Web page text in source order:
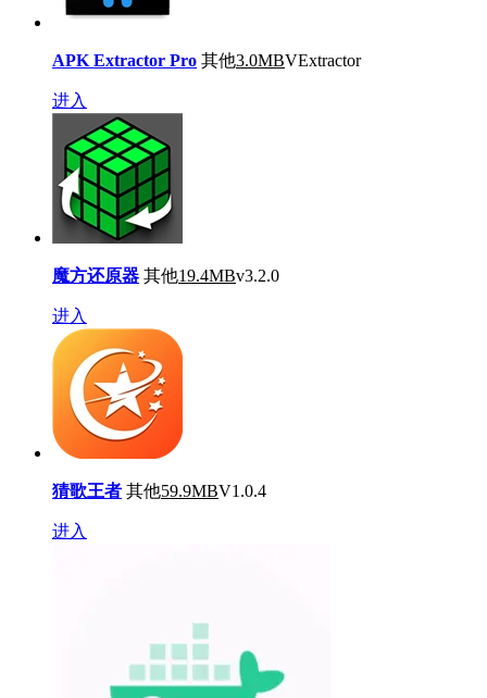
APK Extractor Pro 其他3.0MBVExtractor
进入
魔方还原器 其他19.4MBv3.2.0
进入
猜歌王者 其他59.9MBV1.0.4
进入